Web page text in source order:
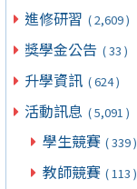
進修研習 ( 2,609 )
獎學金公告 ( 33 )
升學資訊 ( 624 )
活動訊息 ( 5,091 )
學生競賽 ( 339 )
教師競賽 ( 113 )